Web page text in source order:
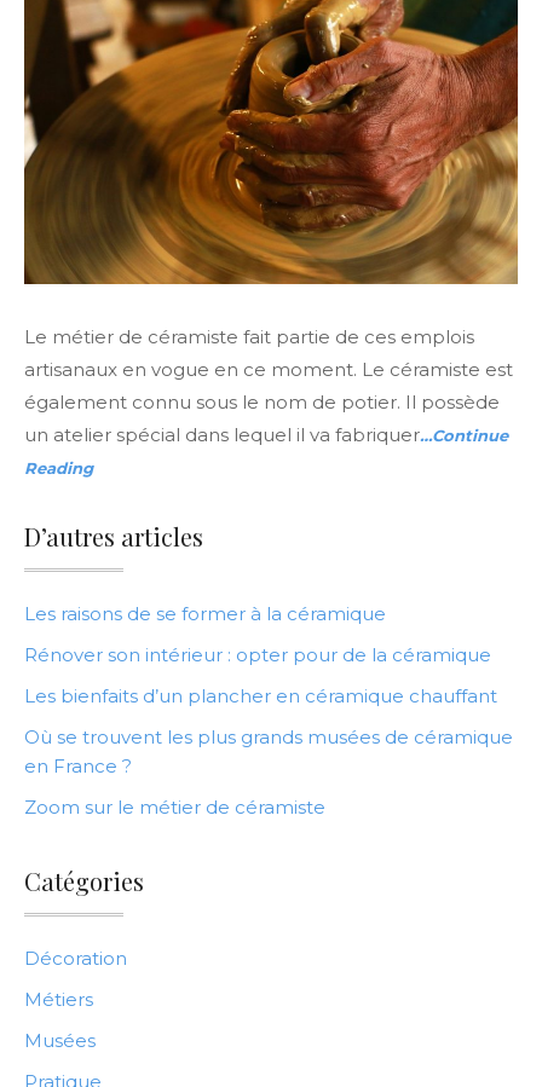
Le métier de céramiste fait partie de ces emplois
artisanaux en vogue en ce moment. Le céramiste est
également connu sous le nom de potier. Il possède
un atelier spécial dans lequel il va fabriquer…Continue
Reading
D’autres articles
Les raisons de se former à la céramique
Rénover son intérieur : opter pour de la céramique
Les bienfaits d’un plancher en céramique chauffant
Où se trouvent les plus grands musées de céramique
en France ?
Zoom sur le métier de céramiste
Catégories
Décoration
Métiers
Musées
Pratique